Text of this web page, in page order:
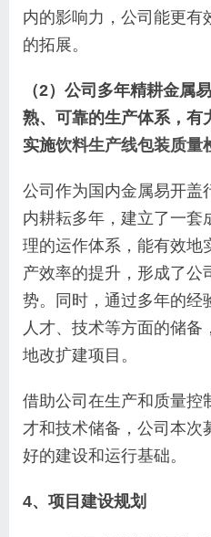
内的影响力，公司能更有
的拓展。
（2）公司多年精耕金属
熟、可靠的生产体系，有
实施饮料生产线包装质量
公司作为国内金属易开盖
内耕耘多年，建立了一套
理的运作体系，能有效地
产效率的提升，形成了公
势。同时，通过多年的经
人才、技术等方面的储备
地改扩建项目。
借助公司在生产和质量控
才和技术储备，公司本次
好的建设和运行基础。
4、项目建设规划